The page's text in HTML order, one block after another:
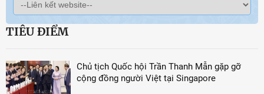
TIÊU ĐIỂM
Chủ tịch Quốc hội Trần Thanh Mẫn gặp gỡ
cộng đồng người Việt tại Singapore